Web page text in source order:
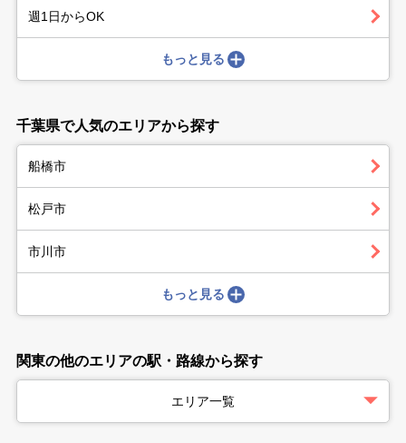
週1日からOK
もっと見る
千葉県で人気のエリアから探す
船橋市
松戸市
市川市
もっと見る
関東の他のエリアの駅・路線から探す
エリア一覧